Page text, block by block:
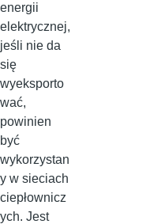
energii
elektrycznej,
jeśli nie da
się
wyeksporto
wać,
powinien
być
wykorzystan
y w sieciach
ciepłownicz
ych. Jest